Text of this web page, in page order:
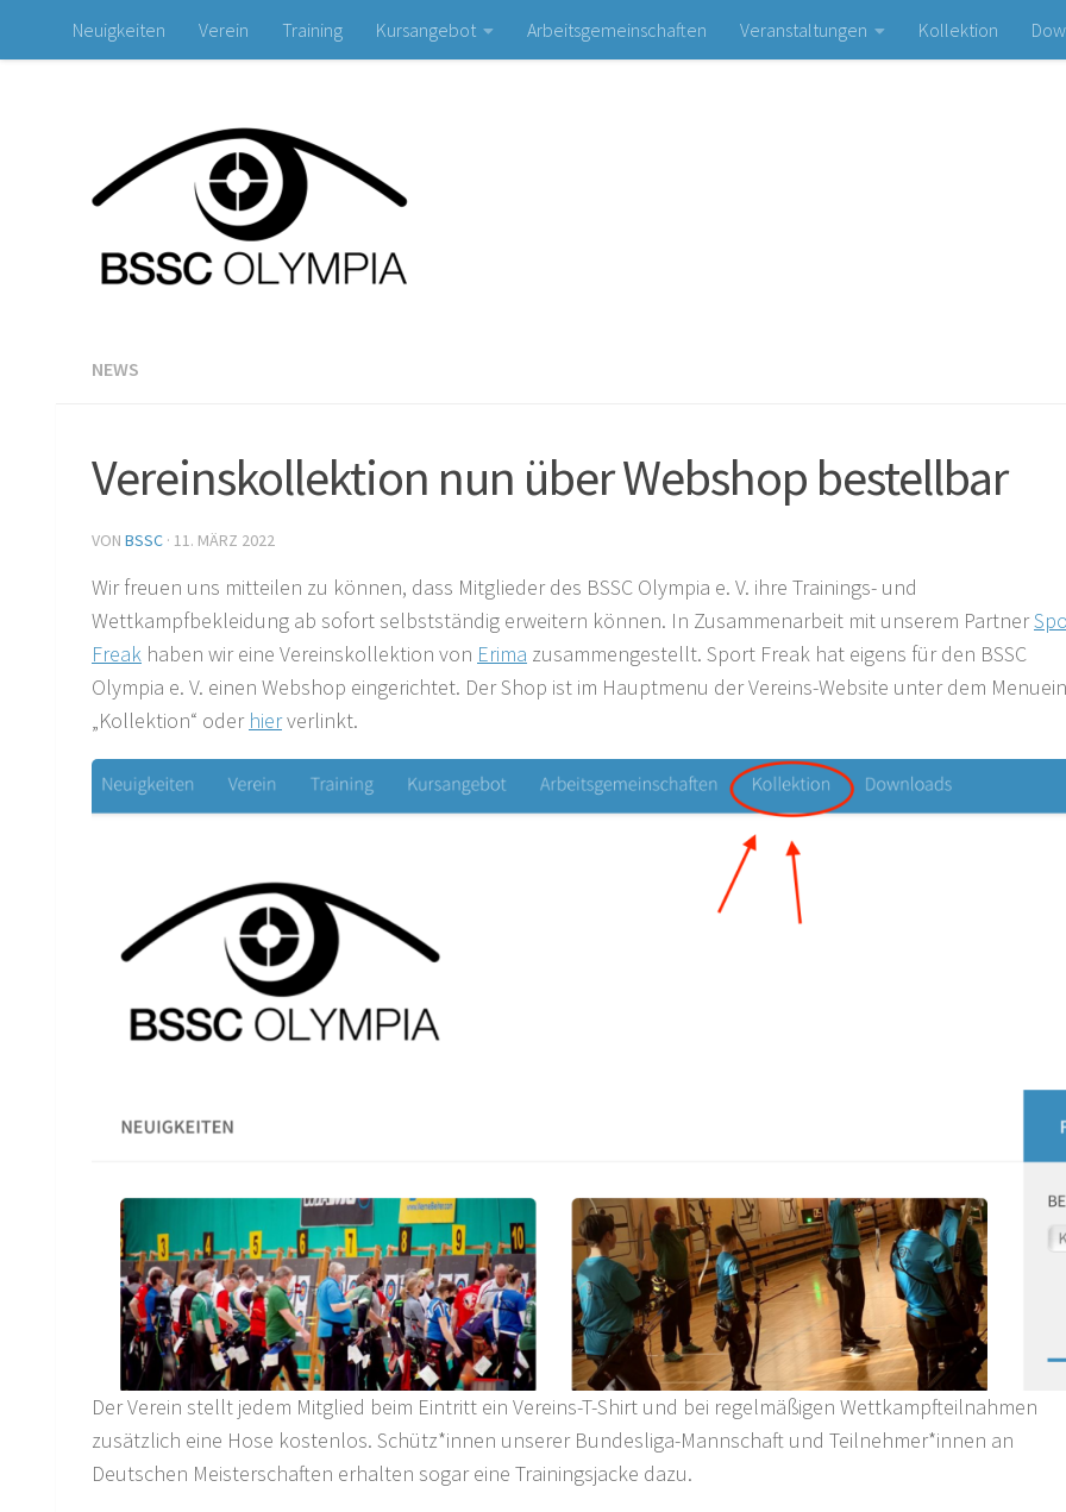
Zum Inhalt springen
Neuigkeiten Verein Training Kursangebot Arbeitsgemeinschaften Veranstaltungen Kollektion
NEWS
Vereinskollektion nun über Webshop bestellbar
VON BSSC · 11. MÄRZ 2022
Wir freuen uns mitteilen zu können, dass Mitglieder des BSSC Olympia e. V. ihre Trainings- und
Wettkampfbekleidung ab sofort selbstständig erweitern können. In Zusammenarbeit mit unserem Partner
Freak haben wir eine Vereinskollektion von Erima zusammengestellt. Sport Freak hat eigens für den BSSC
Olympia e. V. einen Webshop eingerichtet. Der Shop ist im Hauptmenu der Vereins-Website unter dem
„Kollektion“ oder hierverlinkt.
Der Verein stellt jedem Mitglied beim Eintritt ein Vereins-T-Shirt und bei regelmäßigen Wettkampfteilnahmen
zusätzlich eine Hose kostenlos. Schütz*innen unserer Bundesliga-Mannschaft und Teilnehmer*innen an
Deutschen Meisterschaften erhalten sogar eine Trainingsjacke dazu.